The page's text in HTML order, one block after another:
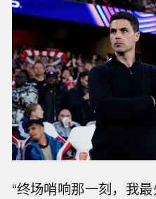
“终场哨响那一刻，我